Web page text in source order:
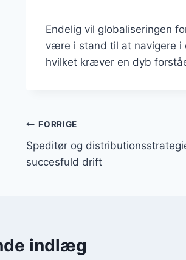
Endelig vil globaliseringen
være i stand til at navigere i
hvilket kræver en dyb
Indlægsnavigation
FORRIGE
Speditør og
succesfuld drift
indlæg